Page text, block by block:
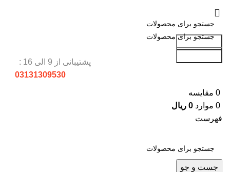
جست و جو
پشتیبانی از 9 الی 16 :
03131309530
0 مقایسه
0 موارد 0 ریال
فهرست
جست و جو